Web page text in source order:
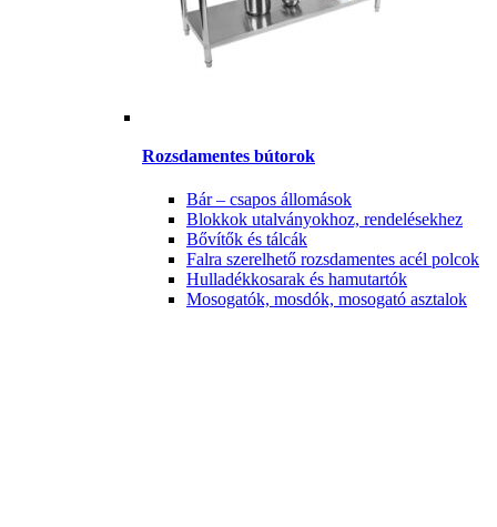
Rozsdamentes bútorok
Bár – csapos állomások
Blokkok utalványokhoz, rendelésekhez
Bővítők és tálcák
Falra szerelhető rozsdamentes acél polcok
Hulladékkosarak és hamutartók
Mosogatók, mosdók, mosogató asztalok